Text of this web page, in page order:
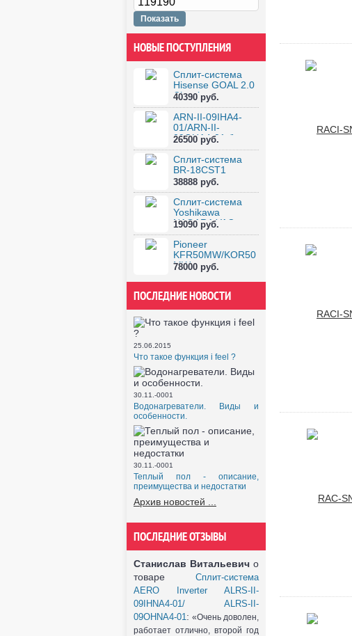
НОВЫЕ ПОСТУПЛЕНИЯ
Сплит-система
Hisense GOAL 2.0
Classic...
40390 руб.
ARN-II-09IHA4-
01/ARN-II-
09OHA4-01 бесп...
26500 руб.
Сплит-система
BR-18CST1
38888 руб.
Сплит-система
Yoshikawa
NAGARA YAC-
09W...
19090 руб.
Pioneer
KFR50MW/KOR50
MW
78000 руб.
ПОСЛЕДНИЕ НОВОСТИ
25.06.2015
Что такое функция i feel ?
30.11.-0001
Водонагреватели. Виды и
особенности.
30.11.-0001
Теплый пол - описание,
преимущества и недостатки
Архив новостей ...
ПОСЛЕДНИЕ ОТЗЫВЫ
Станислав Витальевич о
товаре Сплит-система
AERO Inverter ALRS-II-
09IHNA4-01/ ALRS-II-
09OHNA4-01: «Очень доволен,
работает отлично, второй год